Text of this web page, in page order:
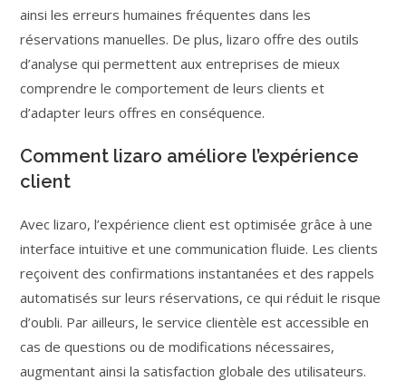
ainsi les erreurs humaines fréquentes dans les
réservations manuelles. De plus, lizaro offre des outils
d’analyse qui permettent aux entreprises de mieux
comprendre le comportement de leurs clients et
d’adapter leurs offres en conséquence.
Comment lizaro améliore l’expérience
client
Avec lizaro, l’expérience client est optimisée grâce à une
interface intuitive et une communication fluide. Les clients
reçoivent des confirmations instantanées et des rappels
automatisés sur leurs réservations, ce qui réduit le risque
d’oubli. Par ailleurs, le service clientèle est accessible en
cas de questions ou de modifications nécessaires,
augmentant ainsi la satisfaction globale des utilisateurs.